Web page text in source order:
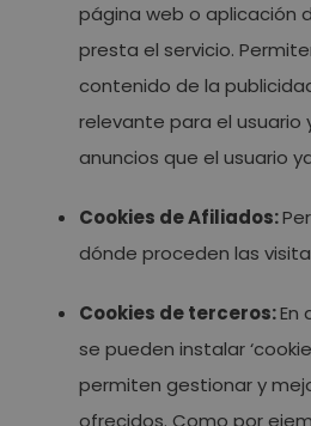
página web o aplicación
presta el servicio.
contenido de la
relevante para el
anuncios que el usuario
Cookies de Afiliados:
dónde proceden las
Cookies de terceros:En
se pueden instalar
permiten gestionar y
ofrecidos. Como por